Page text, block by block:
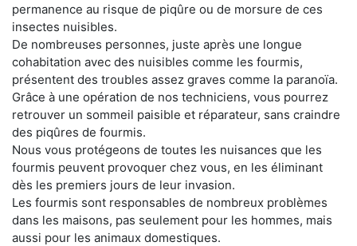
permanence au risque de piqûre ou de morsure de ces
insectes nuisibles.
De nombreuses personnes, juste après une longue
cohabitation avec des nuisibles comme les fourmis,
présentent des troubles assez graves comme la paranoïa.
Grâce à une opération de nos techniciens, vous pourrez
retrouver un sommeil paisible et réparateur, sans craindre
des piqûres de fourmis.
Nous vous protégeons de toutes les nuisances que les
fourmis peuvent provoquer chez vous, en les éliminant
dès les premiers jours de leur invasion.
Les fourmis sont responsables de nombreux problèmes
dans les maisons, pas seulement pour les hommes, mais
aussi pour les animaux domestiques.